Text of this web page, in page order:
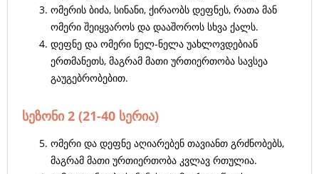
ომერის ბიძა, სინანი, ქირაობს დეფნეს, რათა მან
ომერი შეიყვაროს და დააშოროს სხვა ქალს.
დეფნე და ომერი ნელ-ნელა უახლოვდებიან
ერთმანეთს, მაგრამ მათი ურთიერთობა სავსეა
გაუგებრობებით.
სეზონი 2 (21-40 სერია)
ომერი და დეფნე აღიარებენ თავიანთ გრძნობებს,
მაგრამ მათი ურთიერთობა კვლავ რთულია.